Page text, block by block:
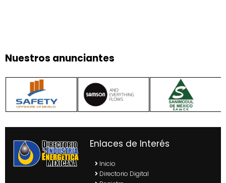
Nuestros anunciantes
Enlaces de Interés
Inicio
Directorio Digital